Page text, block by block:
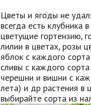
Цветы и ягоды не
всегда есть клубника
цветущие гортензию,
лилии в цветах, розы
яблок с каждого
сливы с каждого
черешни и вишни с
лета) и др растения в
выбирайте сорта из